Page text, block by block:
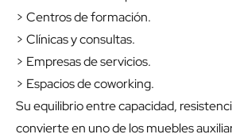
> Centros de formación.
> Clínicas y consultas.
> Empresas de servicios.
> Espacios de coworking.
Su equilibrio entre capacidad,
convierte en uno de los muebles